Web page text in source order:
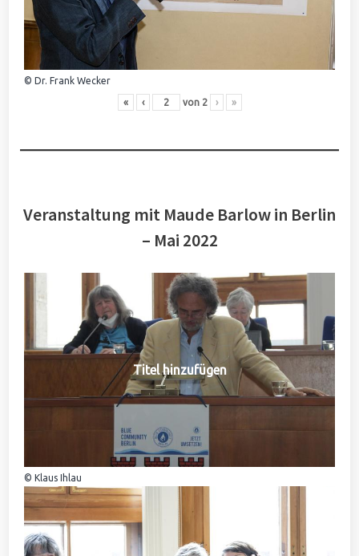
© Dr. Frank Wecker
« ‹ von 2 › »
Veranstaltung mit Maude Barlow in Berlin
– Mai 2022
Titel hinzufügen
© Klaus Ihlau